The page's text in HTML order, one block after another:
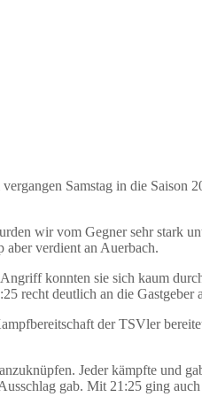
Samstag in die Saison
wir vom Gegner sehr stark
verdient an Auerbach.
konnten sie sich kaum
recht deutlich an die Gastgeber
der TSVler
Jeder kämpfte und
gab. Mit 21:25 ging